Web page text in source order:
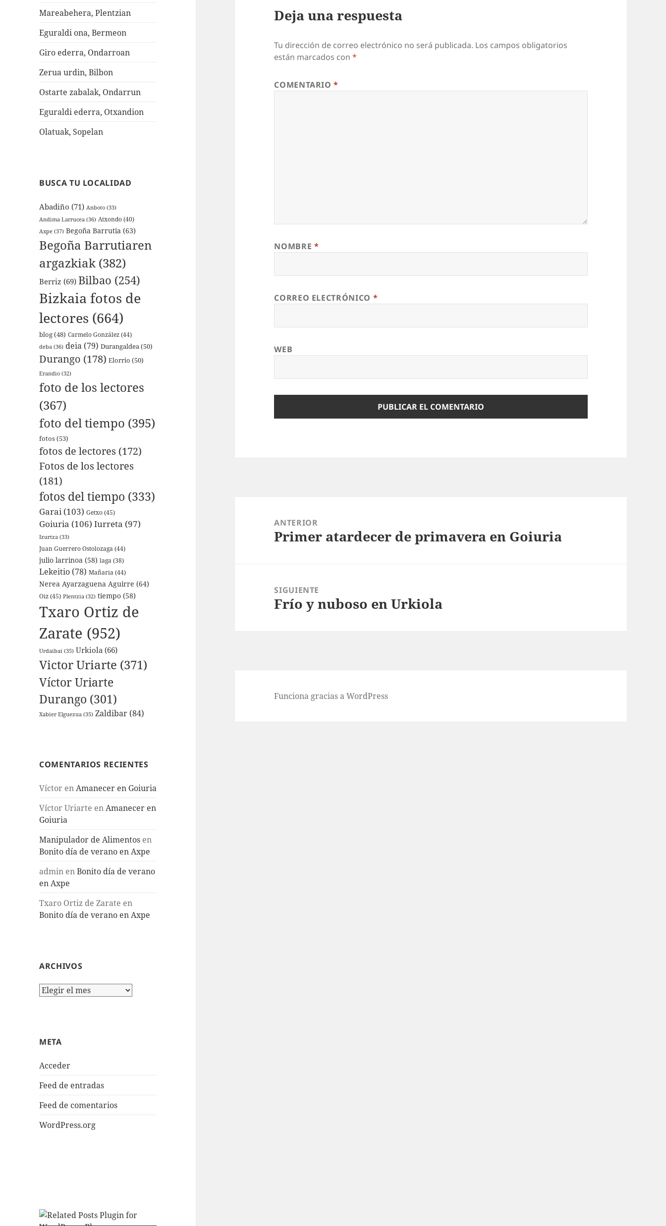
Mareabehera, Plentzian
Eguraldi ona, Bermeon
Giro ederra, Ondarroan
Zerua urdin, Bilbon
Ostarte zabalak, Ondarrun
Eguraldi ederra, Otxandion
Olatuak, Sopelan
BUSCA TU LOCALIDAD
Abadiño (71) Anboto (33)
Andima Larrucea (36) Atxondo(40)
Axpe (37) Begoña Barrutia (63)
Begoña Barrutiaren
argazkiak (382)
Berriz (69) Bilbao (254)
Bizkaia fotos de
lectores (664)
blog(48) Carmelo González(44)
deba (36) deia (79) Durangaldea(50)
Durango (178) Elorrio (50)
Erandio (32)
foto de los lectores
(367)
foto del tiempo (395)
fotos(53)
fotos de lectores (172)
Fotos de los lectores
(181)
fotos del tiempo (333)
Garai(103) Getxo(45)
Goiuria (106) Iurreta (97)
Izurtza (33)
Juan Guerrero Ostolozaga(44)
julio larrinoa (58) laga (38)
Lekeitio (78) Mañaria(44)
Nerea Ayarzaguena Aguirre (64)
Oiz(45) Plentzia (32) tiempo (58)
Txaro Ortiz de
Zarate (952)
Urdaibai (35) Urkiola (66)
Victor Uriarte (371)
Víctor Uriarte
Durango (301)
Xabier Elguezua (35) Zaldibar (84)
COMENTARIOS RECIENTES
Víctor enAmanecer en Goiuria
Víctor Uriarte enAmanecer en
Goiuria
Manipulador de Alimentos en
Bonito día de verano en Axpe
admin enBonito día de verano
en Axpe
Txaro Ortiz de Zarate en
Bonito día de verano en Axpe
ARCHIVOS
Archivos
META
Acceder
Feed de entradas
Feed de comentarios
WordPress.org
Deja una respuesta
Tu dirección de correo electrónico no será publicada. Los campos obligatorios
están marcados con*
COMENTARIO*
NOMBRE *
CORREO ELECTRÓNICO *
WEB
entradas
ANTERIOR
Entrada
Primer atardecer de primavera en Goiuria
SIGUIENTE
Entrada
Frío y nuboso en Urkiola
Funciona gracias a WordPress